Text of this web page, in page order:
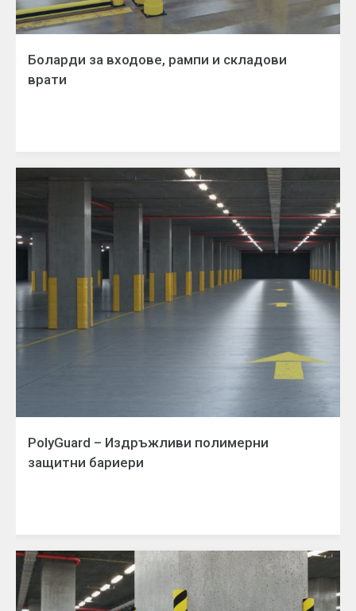
Боларди за входове, рампи и складови
врати
PolyGuard – Издръжливи полимерни
защитни бариери